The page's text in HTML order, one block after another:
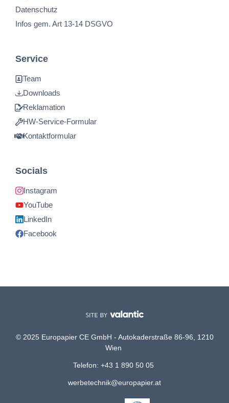
Datenschutz
Infos gem. Art 13-14 DSGVO
Service
Team
Downloads
Reklamation
HW-Service-Formular
Kontaktformular
Socials
Instagram
YouTube
LinkedIn
Facebook
© 2025 Europapier CE GmbH - Autokaderstraße 86-96, 1210
Wien
Telefon: +43 1 890 50 05
werbetechnik@europapier.at